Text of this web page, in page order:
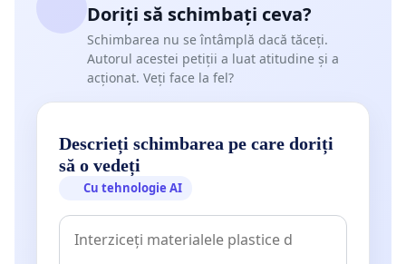
Doriți să schimbați ceva?
Schimbarea nu se întâmplă dacă tăceți.
Autorul acestei petiții a luat atitudine și a
acționat. Veți face la fel?
Descrieți schimbarea pe care doriți
să o vedeți
Cu tehnologie AI